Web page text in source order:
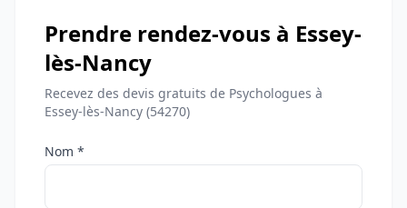
Prendre rendez-vous à Essey-
lès-Nancy
Recevez des devis gratuits de Psychologues à
Essey-lès-Nancy (54270)
Nom *